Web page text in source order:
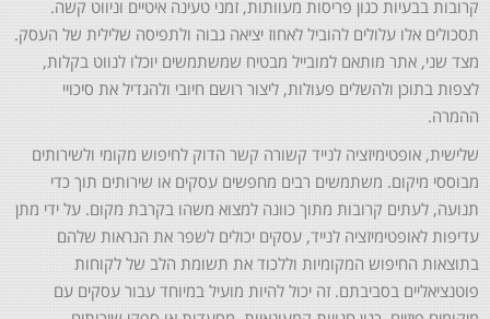
קרובות בבעיות כגון פריסות מעוותות, זמני טעינה איטיים וניווט קשה.
תסכולים אלו עלולים להוביל לאחוז יציאה גבוה ולתפיסה שלילית של העסק.
מצד שני, אתר מותאם למובייל מבטיח שמשתמשים יוכלו לנווט בקלות,
לצפות בתוכן ולהשלים פעולות, ליצור רושם חיובי ולהגדיל את סיכויי
ההמרה.
שלישית, אופטימיזציה לנייד קשורה קשר הדוק לחיפוש מקומי ולשירותים
מבוססי מיקום. משתמשים רבים מחפשים עסקים או שירותים תוך כדי
תנועה, לעתים קרובות מתוך כוונה למצוא משהו בקרבת מקום. על ידי מתן
עדיפות לאופטימיזציה לנייד, עסקים יכולים לשפר את הנראות שלהם
בתוצאות החיפוש המקומיות וללכוד את תשומת הלב של לקוחות
פוטנציאליים בסביבתם. זה יכול להיות מועיל במיוחד עבור עסקים עם